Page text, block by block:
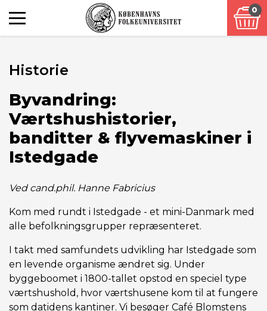
0
Historie
Byvandring:
Værtshushistorier,
banditter & flyvemaskiner i
Istedgade
Ved cand.phil. Hanne Fabricius
Kom med rundt i Istedgade - et mini-Danmark med
alle befolkningsgrupper repræsenteret.
I takt med samfundets udvikling har Istedgade som
en levende organisme ændret sig. Under
byggeboomet i 1800-tallet opstod en speciel type
værtshushold, hvor værtshusene kom til at fungere
som datidens kantiner. Vi besøger Café Blomstens